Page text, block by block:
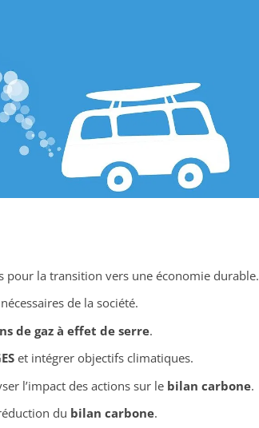
la transition vers une économie durable.
de la société.
de gaz à effet de serre.
et intégrer objectifs climatiques.
l’impact des actions sur le bilan carbone.
du bilan carbone.